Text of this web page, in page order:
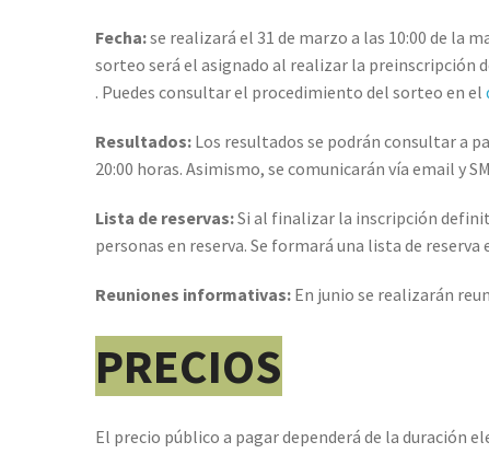
Fecha:se realizará el 31 de marzo a las 10:00 de la
sorteo será el asignado al realizar la preinscripción
. Puedes consultar el procedimiento del sorteo en el
Resultados: Los resultados se podrán consultar a
20:00 horas. Asimismo, se comunicarán vía email y
Lista de reservas:Si al finalizar la inscripción
personas en reserva. Se formará una lista de
Reuniones informativas: En junio se realizarán
PRECIOS
El precio público a pagar dependerá de la duración